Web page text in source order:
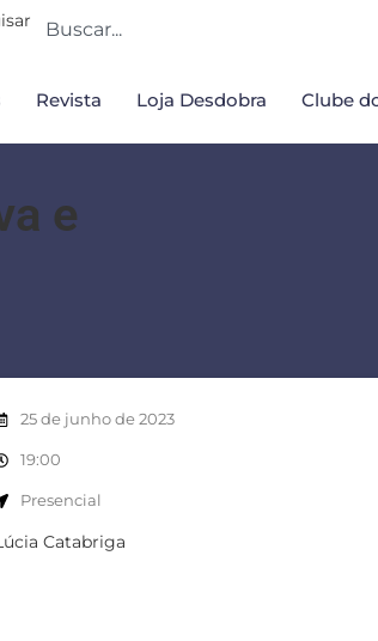
Revista Loja Desdobra Clube
e
25 de junho de 2023
19:00
Presencial
Catabriga